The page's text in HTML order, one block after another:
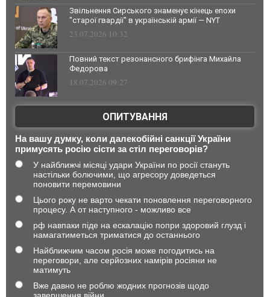
Звільнення Сирського знаменує кінець епохи
"старої гвардії" в українській армії — NYT
23.07.2026 10:32
Повний текст резонансного брифінга Михайла
Федорова
18.07.2026 09:27
ОПИТУВАННЯ
На вашу думку, коли далекобійні санкції України
примусять росію сісти за стіл переговорів?
У найближчі місяці удари України по росії стануть
настільки болючими, що агресору доведеться
поновити перемовини
Цього року не варто чекати поновлення переговорного
процесу. А от наступного - можливо все
рф навпаки піде на ескалацію попри здоровий глузд і
намагатиметься триматися до останнього
Найближчим часом росія може погодитись на
переговори, але серйозних намірів росіяни не
матимуть
Вже давно не роблю жодних прогнозів щодо
завершення війни